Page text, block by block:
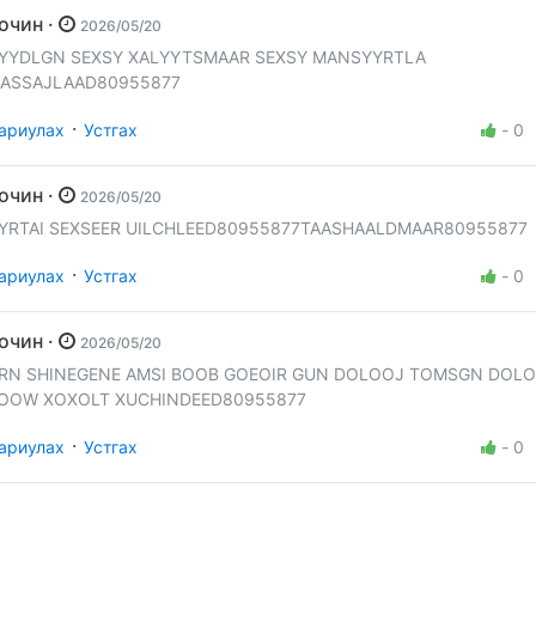
Зочин · 2026/05/20
SEXSY XALYYTSMAAR SEXSY MANSYYRTLA
· Устгах - 0
Зочин · 2026/05/20
SEXSEER UILCHLEED80955877TAASHAALDMAAR80955877
· Устгах - 0
Зочин · 2026/05/20
SHINEGENE AMSI BOOB GOEOIR GUN DOLOOJ TOMSGN
XOXOLT XUCHINDEED80955877
· Устгах - 0